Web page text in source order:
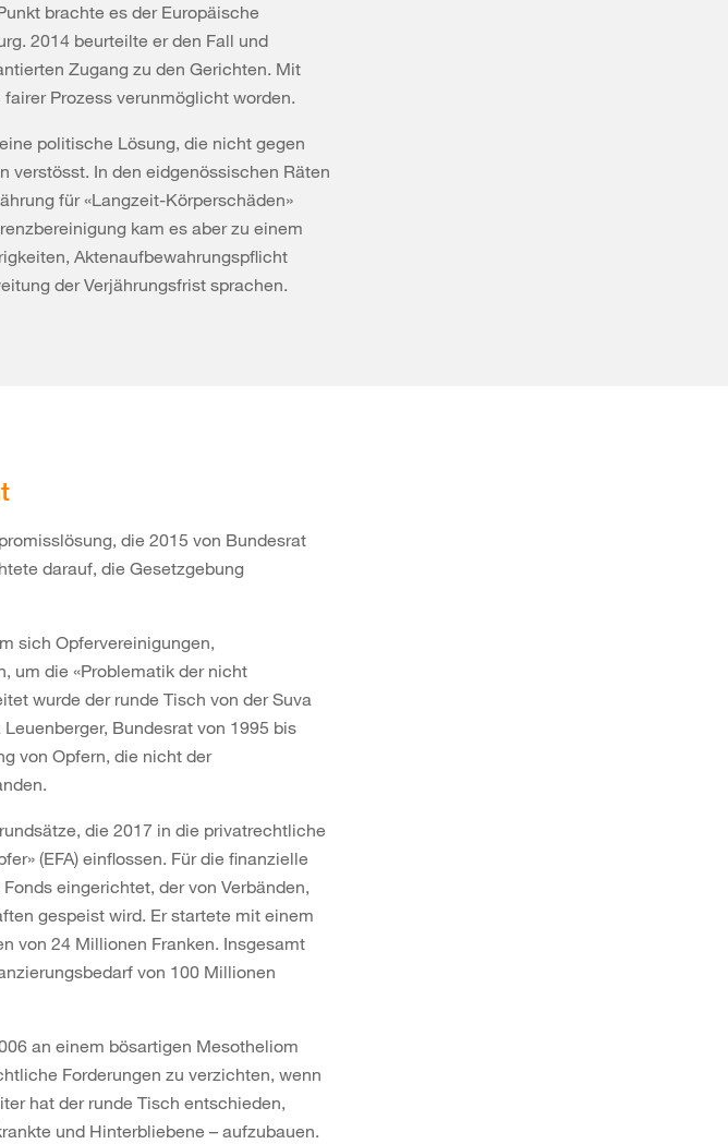
brachte es der Europäische
2014 beurteilte er den Fall und
Zugang zu den Gerichten. Mit
Prozess verunmöglicht worden.
politische Lösung, die nicht gegen
verstösst. In den eidgenössischen Räten
für «Langzeit-Körperschäden»
kam es aber zu einem
Aktenaufbewahrungspflicht
der Verjährungsfrist sprachen.
die 2015 von Bundesrat
darauf, die Gesetzgebung
sich Opfervereinigungen,
um die «Problematik der nicht
wurde der runde Tisch von der Suva
Bundesrat von 1995 bis
von Opfern, die nicht der
die 2017 in die privatrechtliche
(EFA) einflossen. Für die finanzielle
eingerichtet, der von Verbänden,
gespeist wird. Er startete mit einem
von 24 Millionen Franken. Insgesamt
von 100 Millionen
an einem bösartigen Mesotheliom
Forderungen zu verzichten, wenn
hat der runde Tisch entschieden,
und Hinterbliebene – aufzubauen.